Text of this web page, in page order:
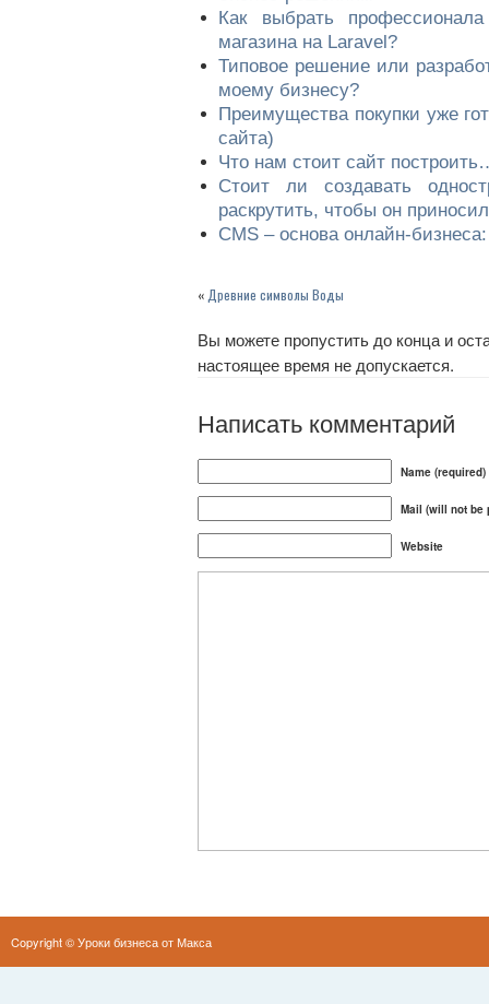
Как выбрать
магазина на Laravel?
Типовое решение или
моему бизнесу?
Преимущества покупки уже
сайта)
Что нам стоит сайт
Стоит ли создавать
раскрутить, чтобы он
CMS – основа онлайн-
« Древние символы Воды
Вы можете пропустить до конца и
настоящее время не допускается.
Написать комментарий
Name (required)
Mail (will not be
Website
Copyright ©Уроки бизнеса от Макса